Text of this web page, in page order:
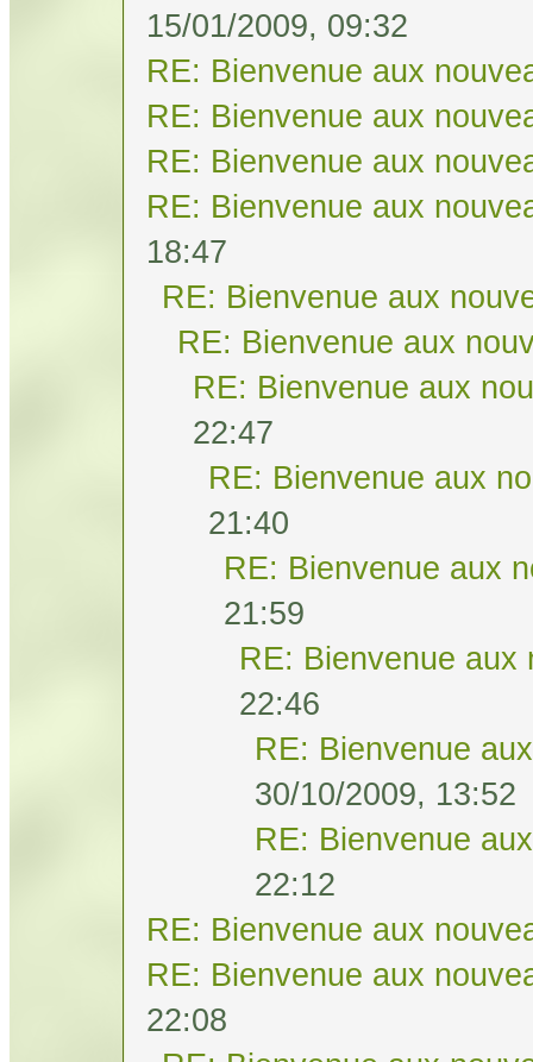
15/01/2009, 09:32
RE: Bienvenue aux
RE: Bienvenue aux
RE: Bienvenue aux
RE: Bienvenue aux
18:47
RE: Bienvenue aux
RE: Bienvenue aux
RE: Bienvenue aux
22:47
RE: Bienvenue aux
21:40
RE: Bienvenue aux
21:59
RE: Bienvenue aux
22:46
RE: Bienvenue
30/10/2009, 13:52
RE: Bienvenue
22:12
RE: Bienvenue aux
RE: Bienvenue aux
22:08